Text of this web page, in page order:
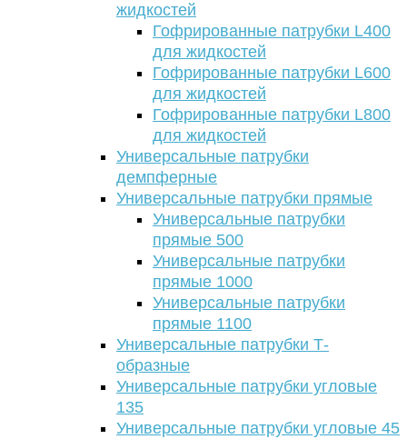
жидкостей
Гофрированные патрубки L400
для жидкостей
Гофрированные патрубки L600
для жидкостей
Гофрированные патрубки L800
для жидкостей
Универсальные патрубки
демпферные
Универсальные патрубки прямые
Универсальные патрубки
прямые 500
Универсальные патрубки
прямые 1000
Универсальные патрубки
прямые 1100
Универсальные патрубки Т-
образные
Универсальные патрубки угловые
135
Универсальные патрубки угловые 45